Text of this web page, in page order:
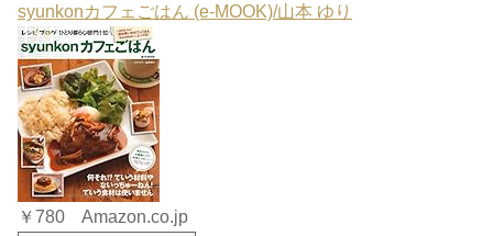
syunkonカフェごはん (e-MOOK)/山本 ゆり
￥780 Amazon.co.jp